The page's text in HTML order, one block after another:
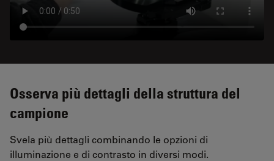
Osserva più dettagli della struttura del
campione
Svela più dettagli combinando le opzioni di
illuminazione e di contrasto in diversi modi.